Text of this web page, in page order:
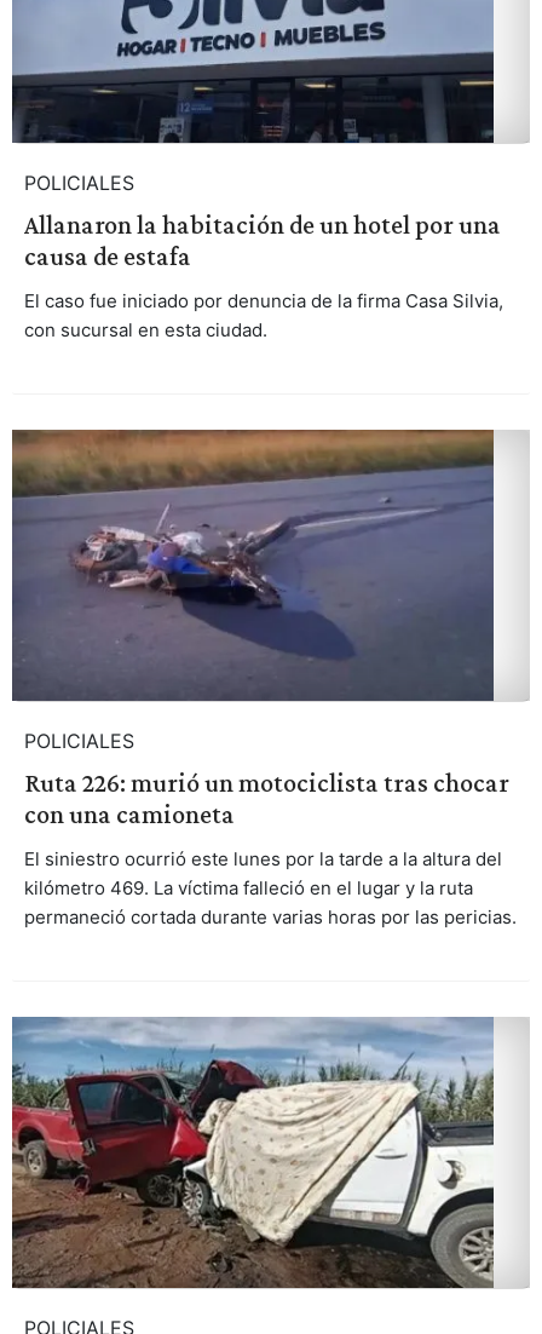
POLICIALES
Allanaron la habitación de un hotel por una
causa de estafa
El caso fue iniciado por denuncia de la firma Casa Silvia,
con sucursal en esta ciudad.
POLICIALES
Ruta 226: murió un motociclista tras chocar
con una camioneta
El siniestro ocurrió este lunes por la tarde a la altura del
kilómetro 469. La víctima falleció en el lugar y la ruta
permaneció cortada durante varias horas por las pericias.
POLICIALES